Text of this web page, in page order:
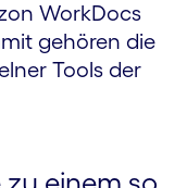
WorkDocs
gehören die
Tools der